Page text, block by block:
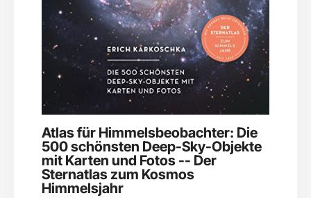
Atlas für Himmelsbeobachter: Die
500 schönsten Deep-Sky-Objekte
mit Karten und Fotos -- Der
Sternatlas zum Kosmos
Himmelsjahr